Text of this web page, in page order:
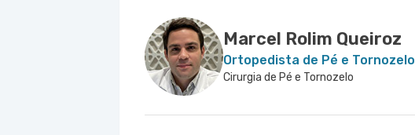
Marcel Rolim Queiroz
Ortopedista de Pé e Tornozelo
Cirurgia de Pé e Tornozelo